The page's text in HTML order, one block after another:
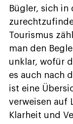
Bügler, sich in
Tourismus
man den
unklar, wofür
es auch nach
ist eine
verweisen auf
Klarheit und